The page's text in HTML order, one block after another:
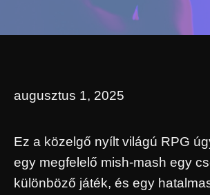
augusztus 1, 2025
Ez a közelgő nyílt világú RPG
egy megfelelő mish-mash egy
különböző játék, és egy